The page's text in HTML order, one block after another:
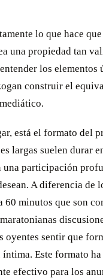
lo que hace
una propiedad tan
los elementos
construir el
está el formato del
largas suelen durar
una participación
A diferencia de
60 minutos que son
oyentes sentir que
Este formato
efectivo para los